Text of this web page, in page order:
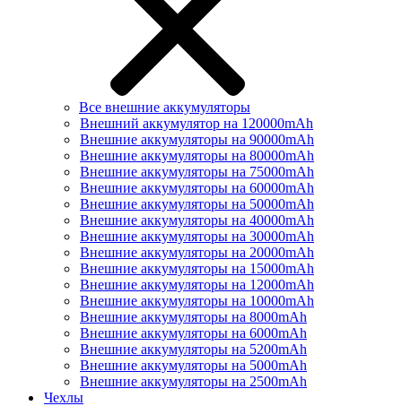
Все внешние аккумуляторы
Внешний аккумулятор на 120000mAh
Внешние аккумуляторы на 90000mAh
Внешние аккумуляторы на 80000mAh
Внешние аккумуляторы на 75000mAh
Внешние аккумуляторы на 60000mAh
Внешние аккумуляторы на 50000mAh
Внешние аккумуляторы на 40000mAh
Внешние аккумуляторы на 30000mAh
Внешние аккумуляторы на 20000mAh
Внешние аккумуляторы на 15000mAh
Внешние аккумуляторы на 12000mAh
Внешние аккумуляторы на 10000mAh
Внешние аккумуляторы на 8000mAh
Внешние аккумуляторы на 6000mAh
Внешние аккумуляторы на 5200mAh
Внешние аккумуляторы на 5000mAh
Внешние аккумуляторы на 2500mAh
Чехлы